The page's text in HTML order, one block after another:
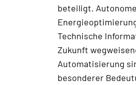
beteiligt.
Technische
Zukunft
Automatisierung
besonderer